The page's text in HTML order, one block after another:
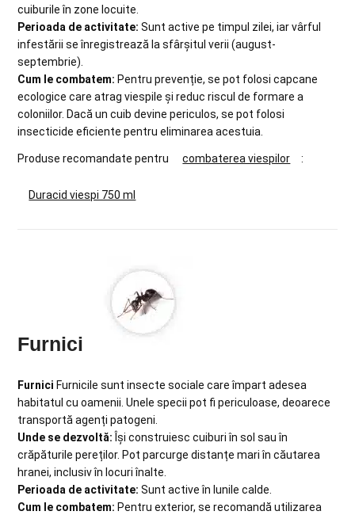
cuiburile în zone locuite.
Perioada de activitate: Sunt active pe timpul zilei, iar vârful
infestării se înregistrează la sfârșitul verii (august-
septembrie).
Cum le combatem: Pentru prevenție, se pot folosi capcane
ecologice care atrag viespile și reduc riscul de formare a
coloniilor. Dacă un cuib devine periculos, se pot folosi
insecticide eficiente pentru eliminarea acestuia.
Produse recomandate pentru combaterea viespilor :
Duracid viespi 750 ml
Furnici
Furnici Furnicile sunt insecte sociale care împart adesea
habitatul cu oamenii. Unele specii pot fi periculoase, deoarece
transportă agenți patogeni.
Unde se dezvoltă: Își construiesc cuiburi în sol sau în
crăpăturile pereților. Pot parcurge distanțe mari în căutarea
hranei, inclusiv în locuri înalte.
Perioada de activitate: Sunt active în lunile calde.
Cum le combatem: Pentru exterior, se recomandă utilizarea